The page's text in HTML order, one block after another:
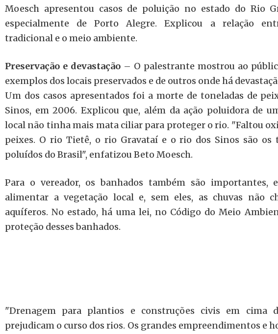
Moesch apresentou casos de poluição no estado do Rio
especialmente de Porto Alegre. Explicou a relação
tradicional e o meio ambiente.
Preservação e devastação – O palestrante mostrou ao
exemplos dos locais preservados e de outros onde há
Um dos casos apresentados foi a morte de toneladas de
Sinos, em 2006. Explicou que, além da ação poluidora de
local não tinha mais mata ciliar para proteger o rio. "Faltou
peixes. O rio Tietê, o rio Gravataí e o rio dos Sinos são os
poluídos do Brasil", enfatizou Beto Moesch.
Para o vereador, os banhados também são importantes,
alimentar a vegetação local e, sem eles, as chuvas não
aquíferos. No estado, há uma lei, no Código do Meio
proteção desses banhados.
"Drenagem para plantios e construções civis em cima
prejudicam o curso dos rios. Os grandes empreendimentos e